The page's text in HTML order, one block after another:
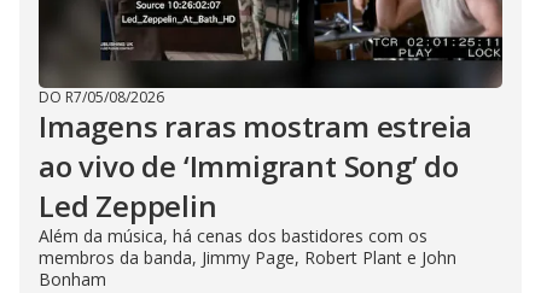
DO R7/05/08/2026
Imagens raras mostram estreia
ao vivo de ‘Immigrant Song’ do
Led Zeppelin
Além da música, há cenas dos bastidores com os
membros da banda, Jimmy Page, Robert Plant e John
Bonham